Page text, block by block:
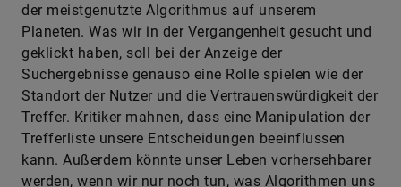
der meistgenutzte Algorithmus auf unserem
Planeten. Was wir in der Vergangenheit gesucht und
geklickt haben, soll bei der Anzeige der
Suchergebnisse genauso eine Rolle spielen wie der
Standort der Nutzer und die Vertrauenswürdigkeit der
Treffer. Kritiker mahnen, dass eine Manipulation der
Trefferliste unsere Entscheidungen beeinflussen
kann. Außerdem könnte unser Leben vorhersehbarer
werden, wenn wir nur noch tun, was Algorithmen uns